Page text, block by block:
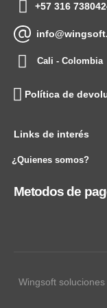
+57 316
Cali - Colombia
Política de
Links de interés
¿Quienes somos?
Metodos de
Wingsoft